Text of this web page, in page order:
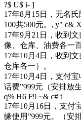
?$ U$ i- ]
17年8月15日，无名
100共500元。 , y" c&
17年9月21日，收到
像、仓库、油费各一
17年10月4日，收到
仓库各一）。
17年10月4日，支付
话费”999元（安排放
q% H6 F9 ~& c# t
17年10月16日，支付
缘使用”999元。（安